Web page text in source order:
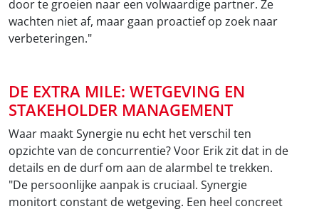
door te groeien naar een volwaardige partner. Ze
wachten niet af, maar gaan proactief op zoek naar
verbeteringen."
DE EXTRA MILE: WETGEVING EN
STAKEHOLDER MANAGEMENT
Waar maakt Synergie nu echt het verschil ten
opzichte van de concurrentie? Voor Erik zit dat in de
details en de durf om aan de alarmbel te trekken.
"De persoonlijke aanpak is cruciaal. Synergie
monitort constant de wetgeving. Een heel concreet